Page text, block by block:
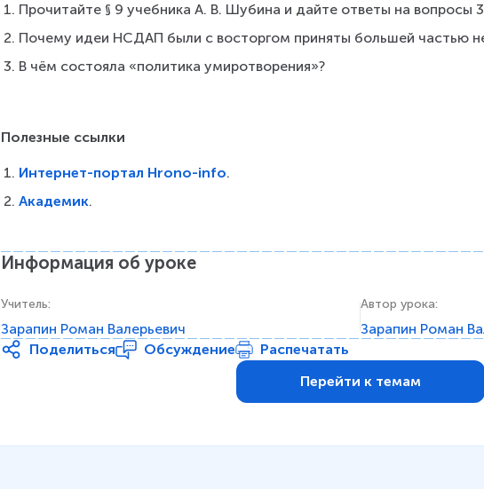
Прочитайте § 9 учебника А. В. Шубина и дайте ответы на вопросы
Почему идеи НСДАП были с восторгом приняты большей частью
В чём состояла «политика умиротворения»?
Полезные ссылки
Интернет-портал Hrono-info.
Академик.
Информация об уроке
Учитель:
Зарапин Роман Валерьевич
Автор урока:
Зарапин Роман
Поделиться
Обсуждение
Распечатать
Перейти к темам